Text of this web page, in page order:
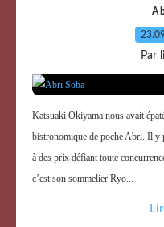
Par
Katsuaki Okiyama nous avait
bistronomique de poche Abri. Il y
à des prix défiant toute
c’est son sommelier Ryo...